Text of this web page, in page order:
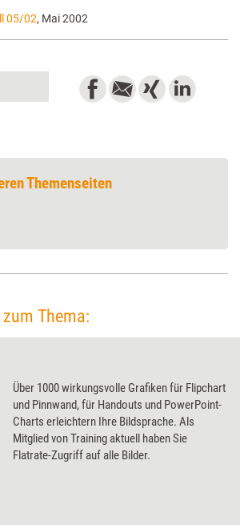
05/02, Mai 2002
Themenseiten
Thema:
Über 1000 wirkungsvolle Grafiken für Flipchart
und Pinnwand, für Handouts und PowerPoint-
Charts erleichtern Ihre Bildsprache. Als
Mitglied von Training aktuell haben Sie
Flatrate-Zugriff auf alle Bilder.